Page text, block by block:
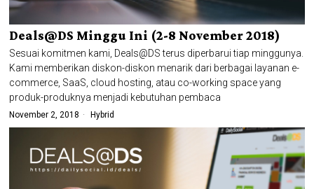
Deals@DS Minggu Ini (2-8 November 2018)
Sesuai komitmen kami, Deals@DS terus diperbarui tiap minggunya.
Kami memberikan diskon-diskon menarik dari berbagai layanan e-
commerce, SaaS, cloud hosting, atau co-working space yang
produk-produknya menjadi kebutuhan pembaca
November 2, 2018 Hybrid